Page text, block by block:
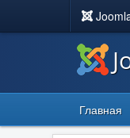
Главная